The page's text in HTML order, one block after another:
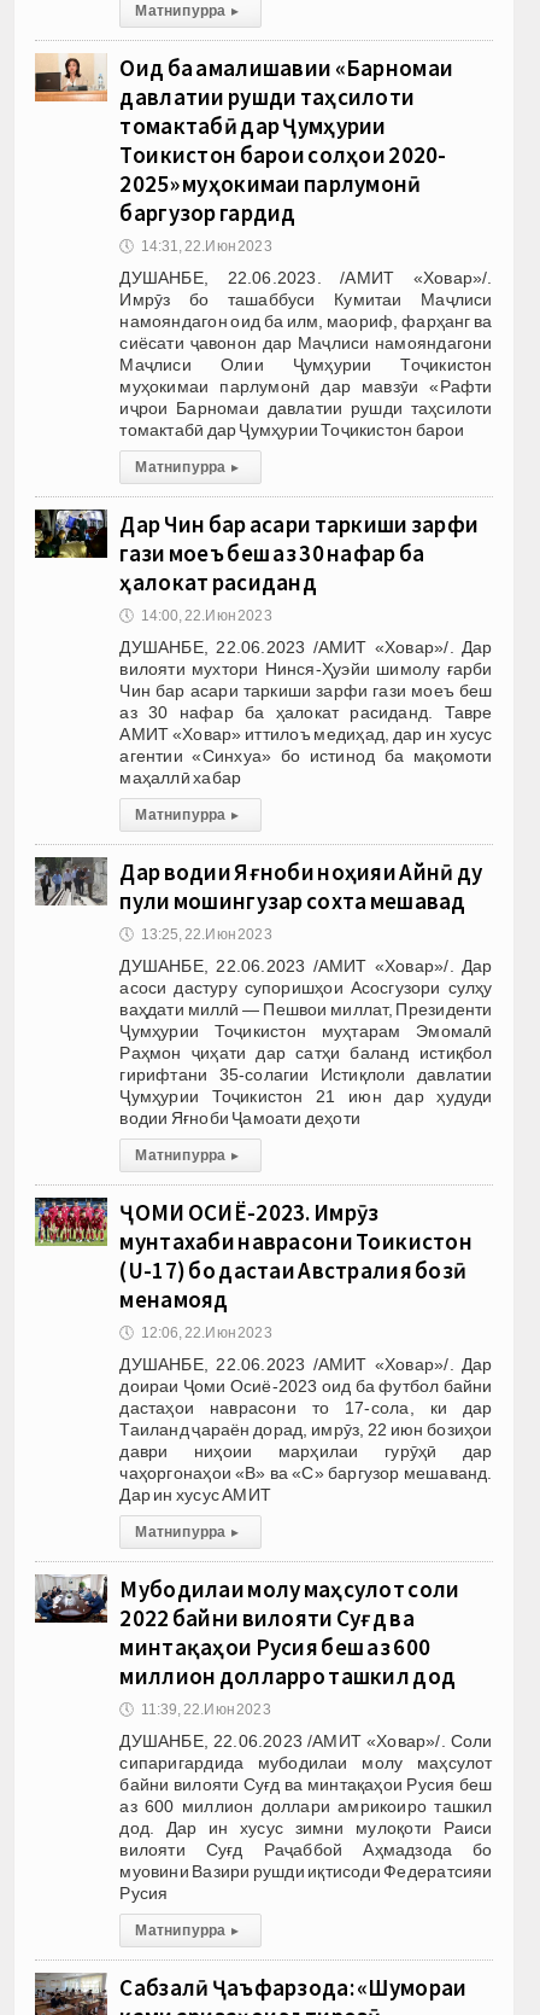
Матни пурра ▸
Оид ба амалишавии «Барномаи
давлатии рушди таҳсилоти
томактабӣ дар Ҷумҳурии
Тоҷикистон барои солҳои 2020-
2025» муҳокимаи парлумонӣ
баргузор гардид
🕔 14:31, 22.Июн 2023
ДУШАНБЕ, 22.06.2023. /АМИТ «Ховар»/.
Имрӯз бо ташаббуси Кумитаи Маҷлиси
намояндагон оид ба илм, маориф, фарҳанг ва
сиёсати ҷавонон дар Маҷлиси намояндагони
Маҷлиси Олии Ҷумҳурии Тоҷикистон
муҳокимаи парлумонӣ дар мавзӯи «Рафти
иҷрои Барномаи давлатии рушди таҳсилоти
томактабӣ дар Ҷумҳурии Тоҷикистон барои
Матни пурра ▸
Дар Чин бар асари таркиши зарфи
гази моеъ беш аз 30 нафар ба
ҳалокат расиданд
🕔 14:00, 22.Июн 2023
ДУШАНБЕ, 22.06.2023 /АМИТ «Ховар»/. Дар
вилояти мухтори Нинся-Ҳуэйи шимолу ғарби
Чин бар асари таркиши зарфи гази моеъ беш
аз 30 нафар ба ҳалокат расиданд. Тавре
АМИТ «Ховар» иттилоъ медиҳад, дар ин хусус
агентии «Синхуа» бо истинод ба мақомоти
маҳаллӣ хабар
Матни пурра ▸
Дар водии Яғноби ноҳияи Айнӣ ду
пули мошингузар сохта мешавад
🕔 13:25, 22.Июн 2023
ДУШАНБЕ, 22.06.2023 /АМИТ «Ховар»/. Дар
асоси дастуру супоришҳои Асосгузори сулҳу
ваҳдати миллӣ — Пешвои миллат, Президенти
Ҷумҳурии Тоҷикистон муҳтарам Эмомалӣ
Раҳмон ҷиҳати дар сатҳи баланд истиқбол
гирифтани 35-солагии Истиқлоли давлатии
Ҷумҳурии Тоҷикистон 21 июн дар ҳудуди
водии Яғноби Ҷамоати деҳоти
Матни пурра ▸
ҶОМИ ОСИЁ-2023. Имрӯз
мунтахаби наврасони Тоҷикистон
(U-17) бо дастаи Австралия бозӣ
менамояд
🕔 12:06, 22.Июн 2023
ДУШАНБЕ, 22.06.2023 /АМИТ «Ховар»/. Дар
доираи Ҷоми Осиё-2023 оид ба футбол байни
дастаҳои наврасони то 17-сола, ки дар
Таиланд ҷараён дорад, имрӯз, 22 июн бозиҳои
даври ниҳоии марҳилаи гурӯҳӣ дар
чаҳоргонаҳои «В» ва «С» баргузор мешаванд.
Дар ин хусус АМИТ
Матни пурра ▸
Мубодилаи молу маҳсулот соли
2022 байни вилояти Суғд ва
минтақаҳои Русия беш аз 600
миллион долларро ташкил дод
🕔 11:39, 22.Июн 2023
ДУШАНБЕ, 22.06.2023 /АМИТ «Ховар»/. Соли
сипаригардида мубодилаи молу маҳсулот
байни вилояти Суғд ва минтақаҳои Русия беш
аз 600 миллион доллари амрикоиро ташкил
дод. Дар ин хусус зимни мулоқоти Раиси
вилояти Суғд Раҷаббой Аҳмадзода бо
муовини Вазири рушди иқтисоди Федератсияи
Русия
Матни пурра ▸
Сабзалӣ Ҷаъфарзода: «Шумораи